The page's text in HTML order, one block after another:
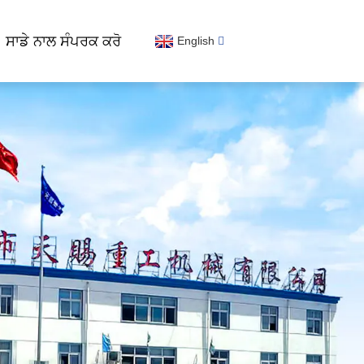
ਸਾਡੇ ਨਾਲ ਸੰਪਰਕ ਕਰੋ English